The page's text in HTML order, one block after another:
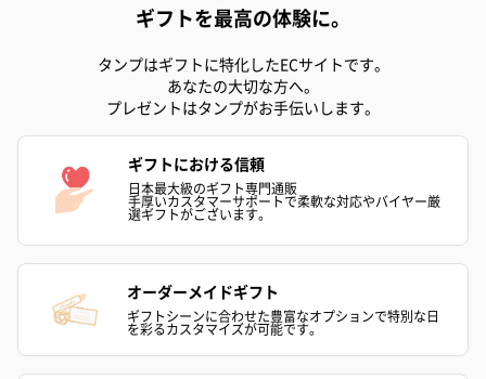
ギフトを最高の体験に。
タンプはギフトに特化したECサイトです。
あなたの大切な方へ。
プレゼントはタンプがお手伝いします。
ギフトにおける信頼
日本最大級のギフト専門通販
手厚いカスタマーサポートで柔軟な対応やバイヤー厳
選ギフトがございます。
オーダーメイドギフト
ギフトシーンに合わせた豊富なオプションで特別な日
を彩るカスタマイズが可能です。